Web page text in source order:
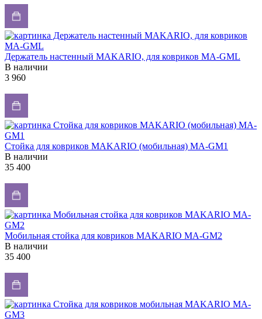
Держатель настенный MAKARIO, для ковриков MA-GML
В наличии
3 960
Стойка для ковриков MAKARIO (мобильная) MA-GM1
В наличии
35 400
Мобильная стойка для ковриков MAKARIO MA-GM2
В наличии
35 400